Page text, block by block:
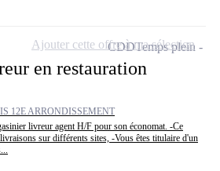
en restauration
12E ARRONDISSEMENT
livreur agent H/F pour son économat. -Ce
sur différents sites, -Vous êtes titulaire d'un
CDDTemps plein
Ajouter cette offre à ma sélection